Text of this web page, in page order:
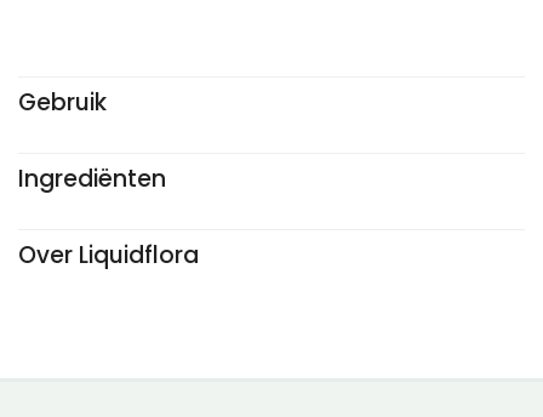
Gebruik
Ingrediënten
Over Liquidflora